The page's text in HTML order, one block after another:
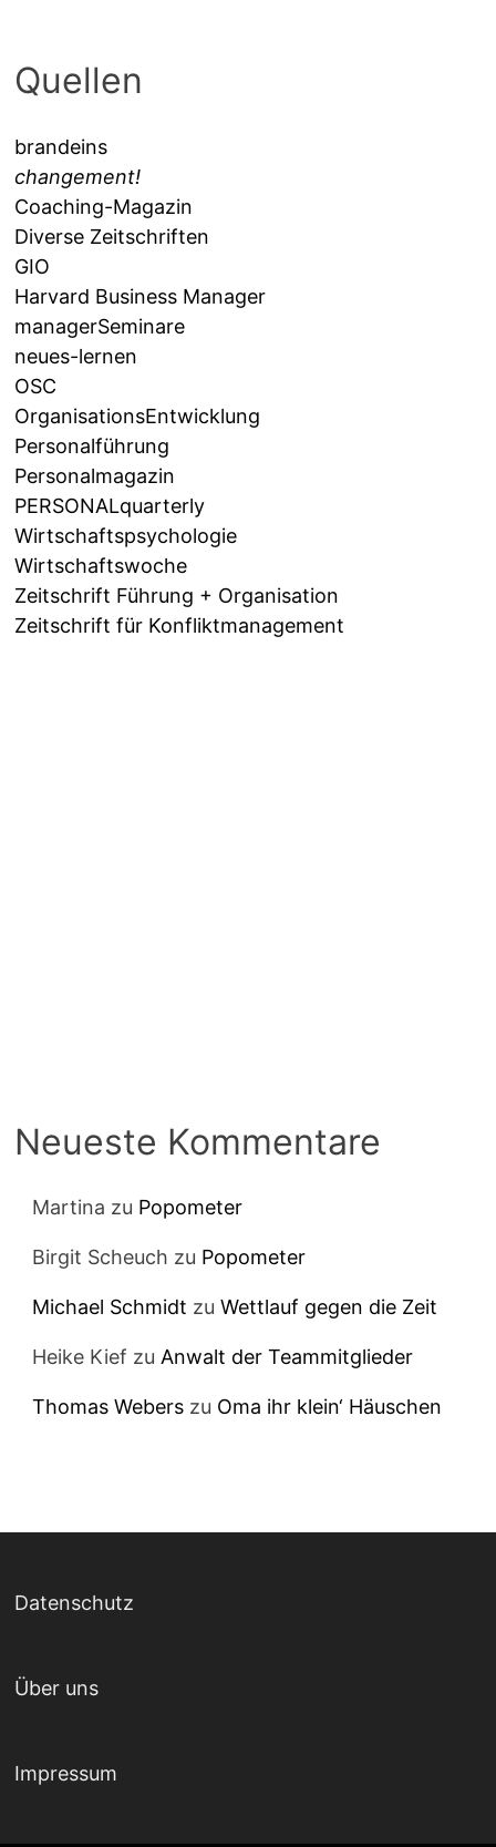
Quellen
brandeins
changement!
Coaching-Magazin
Diverse Zeitschriften
GIO
Harvard Business Manager
managerSeminare
neues-lernen
OSC
OrganisationsEntwicklung
Personalführung
Personalmagazin
PERSONALquarterly
Wirtschaftspsychologie
Wirtschaftswoche
Zeitschrift Führung + Organisation
Zeitschrift für Konfliktmanagement
Neueste Kommentare
Martina zu Popometer
Birgit Scheuch zu Popometer
Michael Schmidt zuWettlauf gegen die Zeit
Heike Kief zu Anwalt der Teammitglieder
Thomas Webers zu Oma ihr klein‘ Häuschen
Datenschutz
Über uns
Impressum